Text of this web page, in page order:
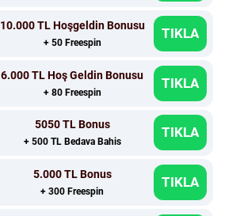
10.000 TL Hoşgeldin Bonusu
+ 50 Freespin
TIKLA
6.000 TL Hoş Geldin Bonusu
+ 80 Freespin
TIKLA
5050 TL Bonus
+ 500 TL Bedava Bahis
TIKLA
5.000 TL Bonus
+ 300 Freespin
TIKLA